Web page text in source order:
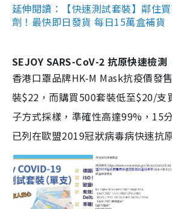
延伸閱讀：【快速測試套裝】鄰住
劑！最快即日發貨 每日15萬盒補貨
SEJOY SARS-CoV-2 抗原快速檢測
香港口罩品牌HK-M Mask抗疫價發
裝$22，而購買500套裝低至$20/支
子方式採樣，準確性高達99%，15
已列在歐盟2019冠狀病毒病快速抗